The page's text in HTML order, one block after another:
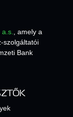
a.s., amely a
szolgáltatói
Bank